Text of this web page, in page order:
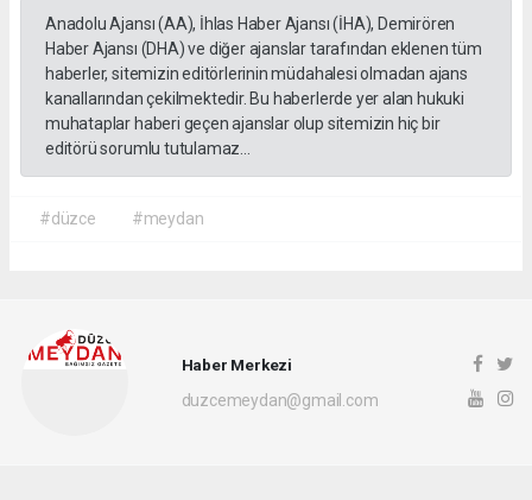
Anadolu Ajansı (AA), İhlas Haber Ajansı (İHA), Demirören
Haber Ajansı (DHA) ve diğer ajanslar tarafından eklenen tüm
haberler, sitemizin editörlerinin müdahalesi olmadan ajans
kanallarından çekilmektedir. Bu haberlerde yer alan hukuki
muhataplar haberi geçen ajanslar olup sitemizin hiç bir
editörü sorumlu tutulamaz...
#düzce #meydan
Haber Merkezi
duzcemeydan@gmail.com